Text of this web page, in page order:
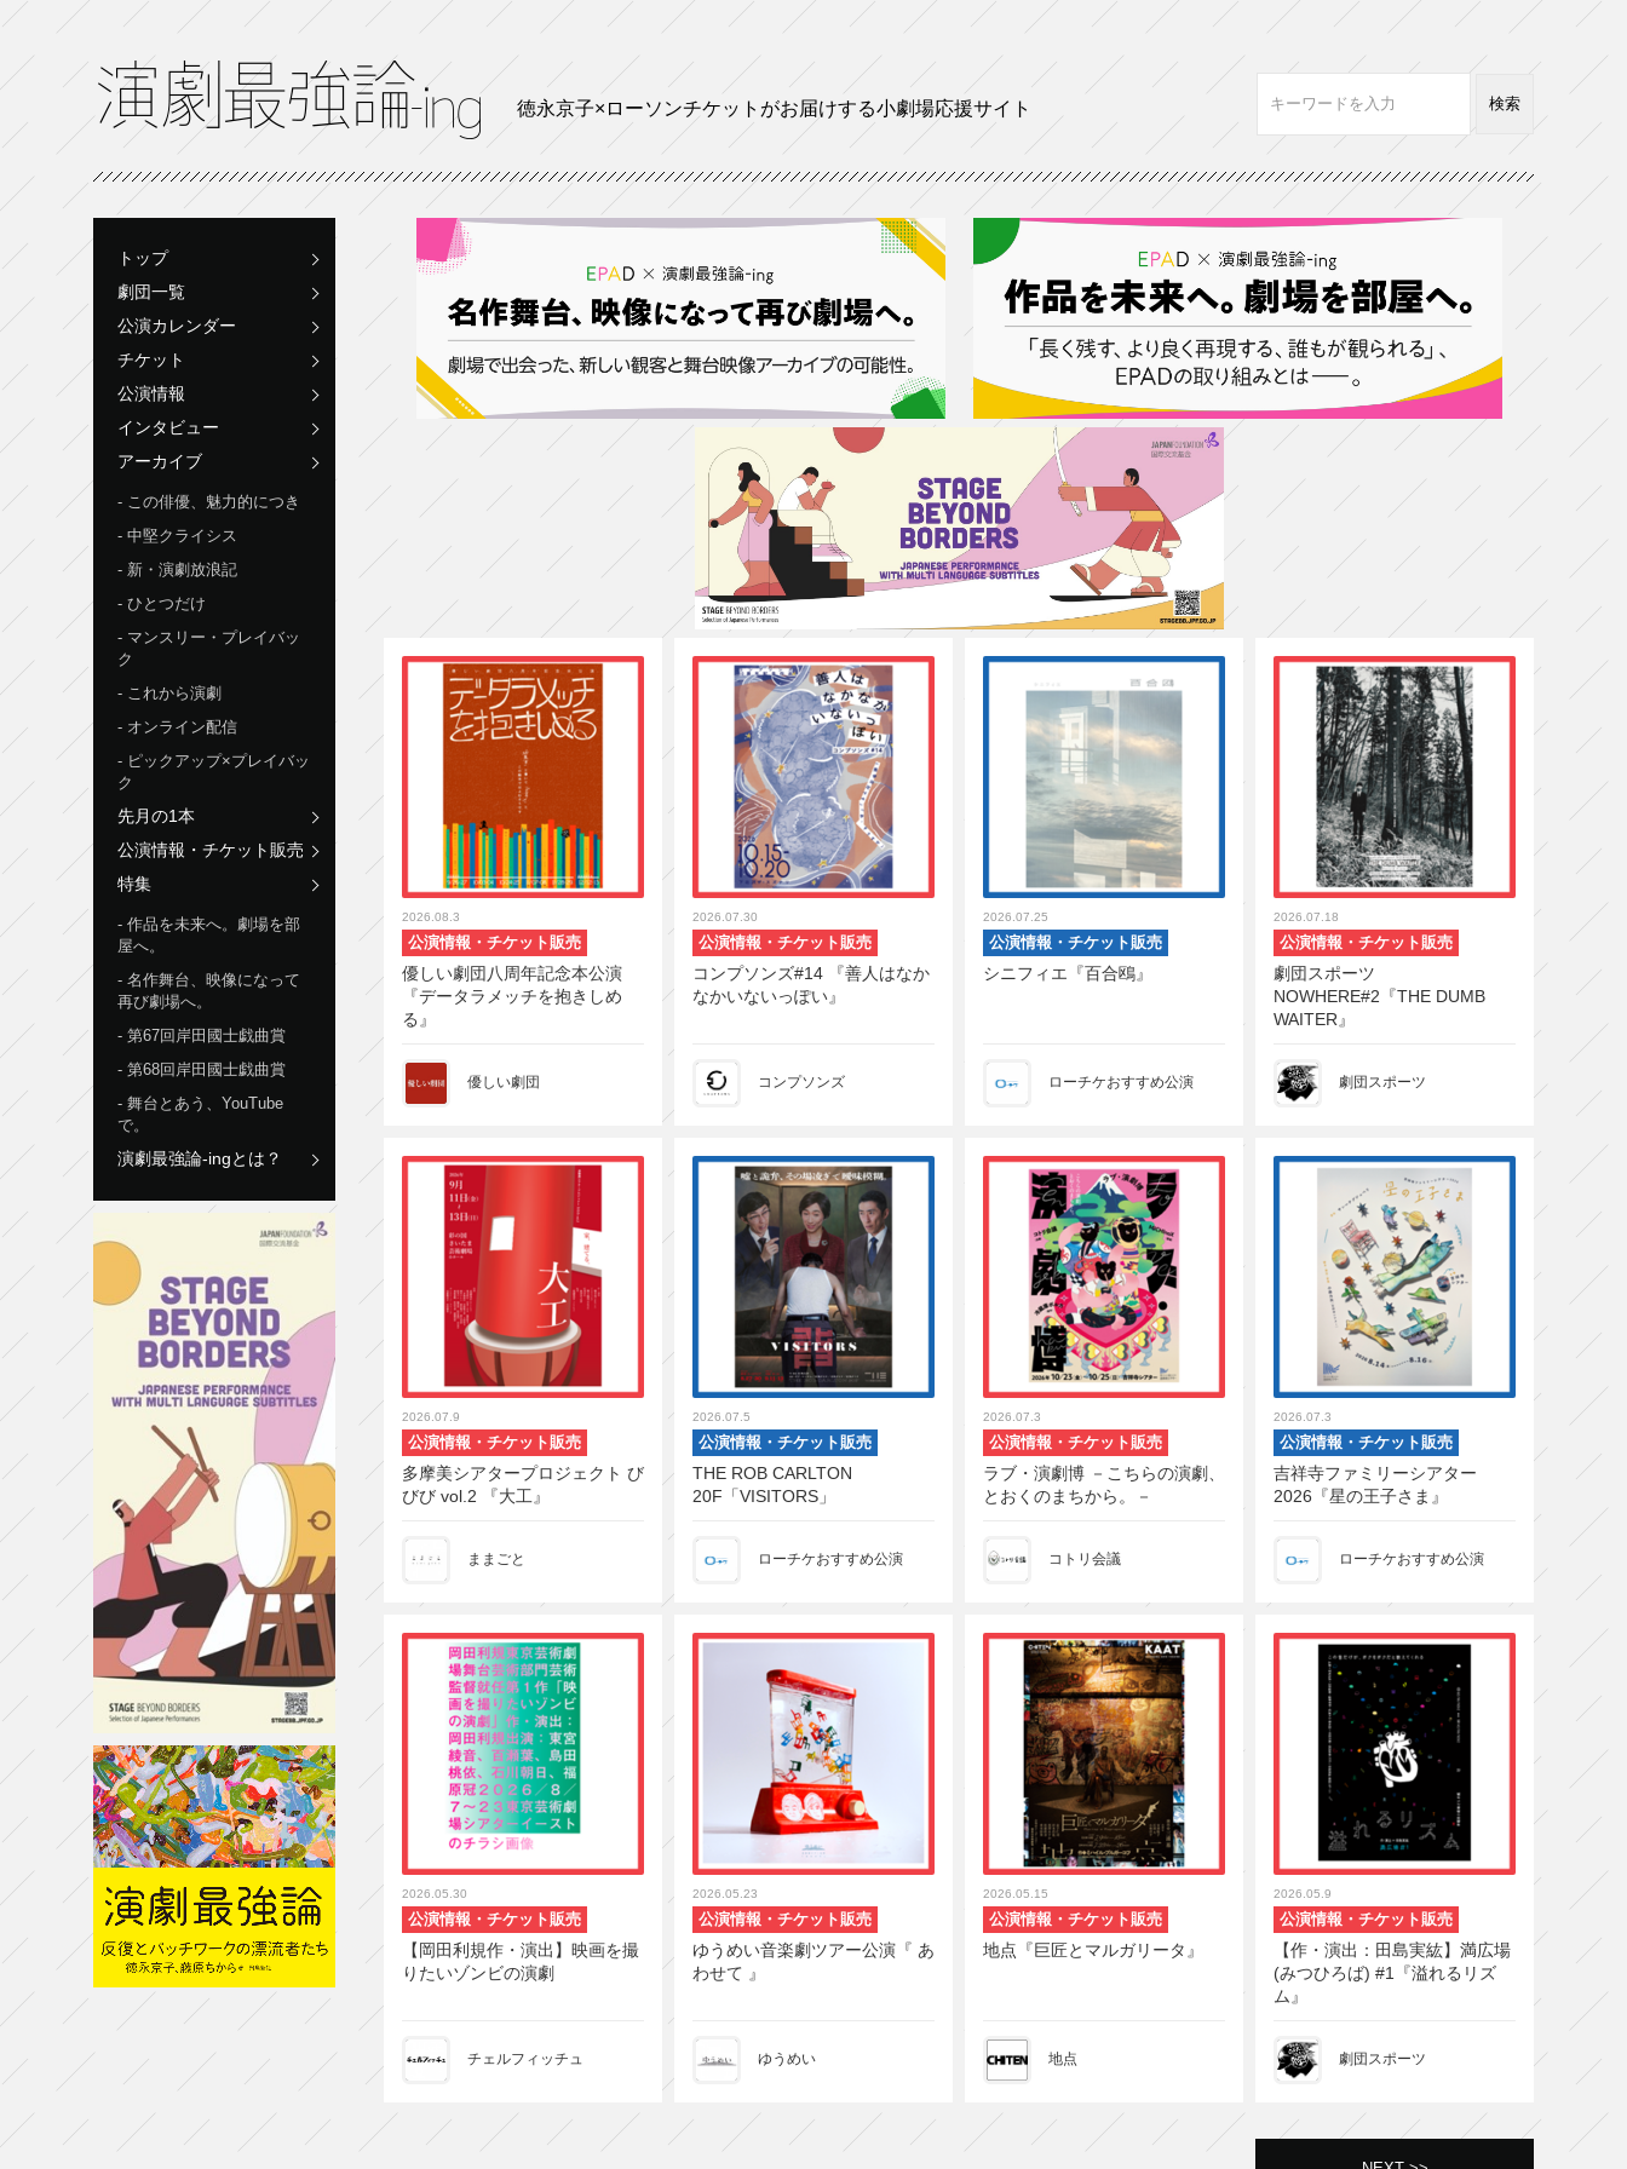
徳永京子×ローソンチケットがお届けする小劇場応援サイト
トップ
劇団一覧
公演カレンダー
チケット
公演情報
インタビュー
アーカイブ
この俳優、魅力的につき
中堅クライシス
新・演劇放浪記
ひとつだけ
マンスリー・プレイバッ
ク
これから演劇
オンライン配信
ピックアップ×プレイバッ
ク
先月の1本
公演情報・チケット販売
特集
作品を未来へ。劇場を部
屋へ。
名作舞台、映像になって
再び劇場へ。
第67回岸田國士戯曲賞
第68回岸田國士戯曲賞
舞台とあう、YouTube
で。
演劇最強論-ingとは？
2026.08.3
公演情報・チケット販売
優しい劇団八周年記念本公演
『データラメッチを抱きしめ
る』
優しい劇団
2026.07.30
公演情報・チケット販売
コンプソンズ#14 『善人はなか
なかいないっぽい』
コンプソンズ
2026.07.25
公演情報・チケット販売
シニフィエ『百合鴎』
ローチケおすすめ公演
2026.07.18
公演情報・チケット販売
劇団スポーツ
NOWHERE#2『THE DUMB
WAITER』
劇団スポーツ
2026.07.9
公演情報・チケット販売
多摩美シアタープロジェクト び
びび vol.2 『大工』
ままごと
2026.07.5
公演情報・チケット販売
THE ROB CARLTON
20F「VISITORS」
ローチケおすすめ公演
2026.07.3
公演情報・チケット販売
ラブ・演劇博 －こちらの演劇、
とおくのまちから。－
コトリ会議
2026.07.3
公演情報・チケット販売
吉祥寺ファミリーシアター
2026『星の王子さま』
ローチケおすすめ公演
2026.05.30
公演情報・チケット販売
【岡田利規作・演出】映画を撮
りたいゾンビの演劇
チェルフィッチュ
2026.05.23
公演情報・チケット販売
ゆうめい音楽劇ツアー公演『 あ
わせて 』
ゆうめい
2026.05.15
公演情報・チケット販売
地点『巨匠とマルガリータ』
地点
2026.05.9
公演情報・チケット販売
【作・演出：田島実紘】満広場
(みつひろば) #1『溢れるリズ
ム』
劇団スポーツ